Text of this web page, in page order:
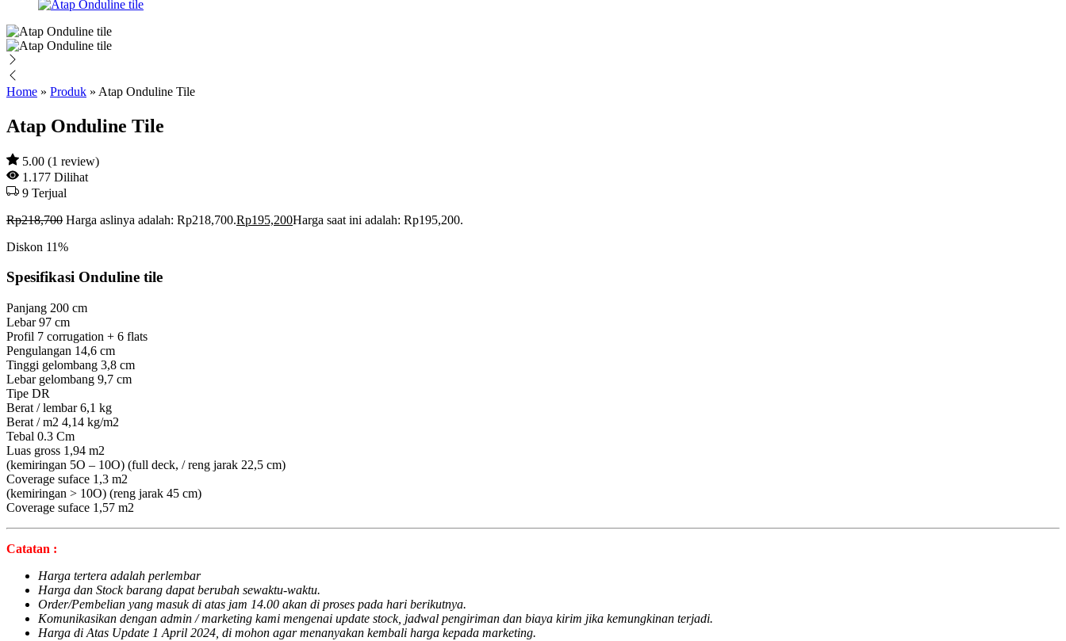
Home » Produk » Atap Onduline Tile
Atap Onduline Tile
5.00 (1 review)
1.177 Dilihat
9 Terjual
Rp218,700 Harga aslinya adalah: Rp218,700.Rp195,200Harga saat ini adalah: Rp195,200.
Diskon 11%
Spesifikasi Onduline tile
Panjang 200 cm
Lebar 97 cm
Profil 7 corrugation + 6 flats
Pengulangan 14,6 cm
Tinggi gelombang 3,8 cm
Lebar gelombang 9,7 cm
Tipe DR
Berat / lembar 6,1 kg
Berat / m2 4,14 kg/m2
Tebal 0.3 Cm
Luas gross 1,94 m2
(kemiringan 5O – 10O) (full deck, / reng jarak 22,5 cm)
Coverage suface 1,3 m2
(kemiringan > 10O) (reng jarak 45 cm)
Coverage suface 1,57 m2
Catatan :
Harga tertera adalah perlembar
Harga dan Stock barang dapat berubah sewaktu-waktu.
Order/Pembelian yang masuk di atas jam 14.00 akan di proses pada hari berikutnya.
Komunikasikan dengan admin / marketing kami mengenai update stock, jadwal pengiriman dan biaya kirim jika kemungkinan terjadi.
Harga di Atas Update 1 April 2024, di mohon agar menanyakan kembali harga kepada marketing.